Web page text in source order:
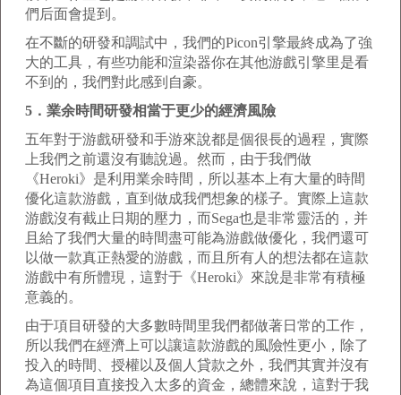
們后面會提到。
在不斷的研發和調試中，我們的Picon引擎最終成為了強
大的工具，有些功能和渲染器你在其他游戲引擎里是看
不到的，我們對此感到自豪。
5．業余時間研發相當于更少的經濟風險
五年對于游戲研發和手游來說都是個很長的過程，實際
上我們之前還沒有聽說過。然而，由于我們做
《Heroki》是利用業余時間，所以基本上有大量的時間
優化這款游戲，直到做成我們想象的樣子。實際上這款
游戲沒有截止日期的壓力，而Sega也是非常靈活的，并
且給了我們大量的時間盡可能為游戲做優化，我們還可
以做一款真正熱愛的游戲，而且所有人的想法都在這款
游戲中有所體現，這對于《Heroki》來說是非常有積極
意義的。
由于項目研發的大多數時間里我們都做著日常的工作，
所以我們在經濟上可以讓這款游戲的風險性更小，除了
投入的時間、授權以及個人貸款之外，我們其實并沒有
為這個項目直接投入太多的資金，總體來說，這對于我